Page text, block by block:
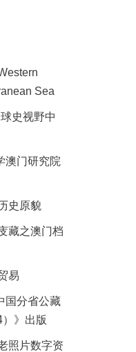
Sea
史视野中
澳门研究院
史原貌
藏之澳门档
易
国分省公藏
》出版
照片数字资